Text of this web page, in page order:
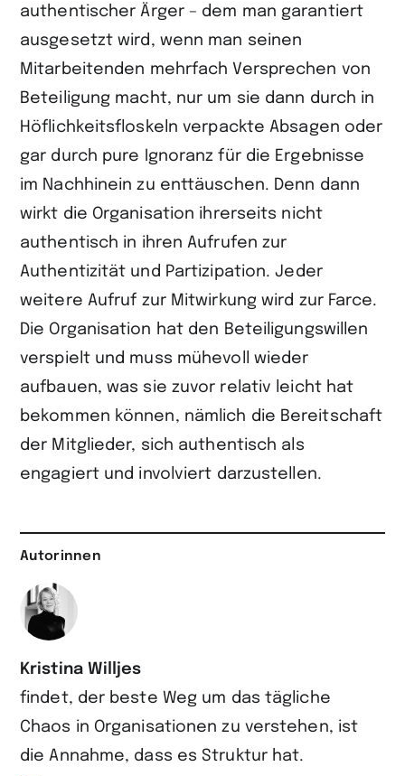
authentischer Ärger – dem man garantiert
ausgesetzt wird, wenn man seinen
Mitarbeitenden mehrfach Versprechen von
Beteiligung macht, nur um sie dann durch in
Höflichkeitsfloskeln verpackte Absagen oder
gar durch pure Ignoranz für die Ergebnisse
im Nachhinein zu enttäuschen. Denn dann
wirkt die Organisation ihrerseits nicht
authentisch in ihren Aufrufen zur
Authentizität und Partizipation. Jeder
weitere Aufruf zur Mitwirkung wird zur Farce.
Die Organisation hat den Beteiligungswillen
verspielt und muss mühevoll wieder
aufbauen, was sie zuvor relativ leicht hat
bekommen können, nämlich die Bereitschaft
der Mitglieder, sich authentisch als
engagiert und involviert darzustellen.
Autorinnen
Kristina Willjes
findet, der beste Weg um das tägliche
Chaos in Organisa­tionen zu verstehen, ist
die Annahme, dass es Struktur hat.